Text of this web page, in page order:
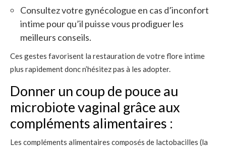
Consultez votre gynécologue en cas d’inconfort
intime pour qu’il puisse vous prodiguer les
meilleurs conseils.
Ces gestes favorisent la restauration de votre flore intime
plus rapidement donc n’hésitez pas à les adopter.
Donner un coup de pouce au
microbiote vaginal grâce aux
compléments alimentaires :
Les compléments alimentaires composés de lactobacilles (la